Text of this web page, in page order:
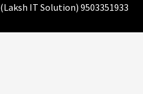
(Laksh IT Solution) 9503351933